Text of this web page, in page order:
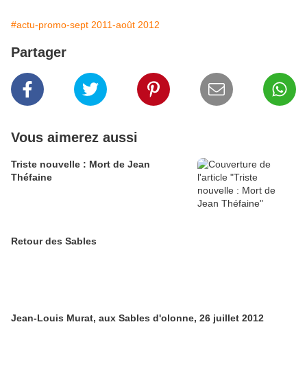
#actu-promo-sept 2011-août 2012
Partager
Vous aimerez aussi
Triste nouvelle : Mort de Jean
Théfaine
Retour des Sables
Jean-Louis Murat, aux Sables d'olonne, 26 juillet 2012